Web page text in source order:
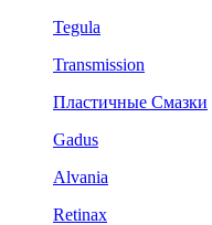
Tegula
Transmission
Пластичные Смазки
Gadus
Alvania
Retinax